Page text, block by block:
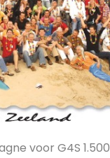
voor G4S 1.500